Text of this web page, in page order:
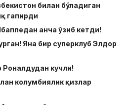
билан бўладиган
гапирди
анча ўзиб кетди!
Яна бир суперклуб Элдор
Роналдудан кучли!
колумбиялик қизлар